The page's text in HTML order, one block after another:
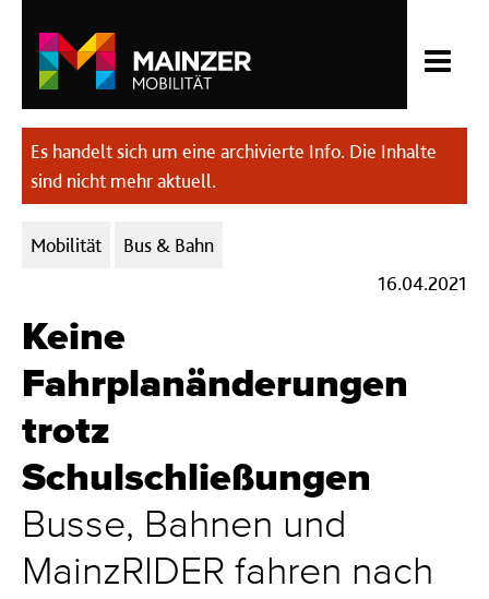
Es handelt sich um eine archivierte Info. Die Inhalte
sind nicht mehr aktuell.
Kategorien:
Mobilität
Bus & Bahn
16.04.2021
Keine
Fahrplanänderungen
trotz
Schulschließungen
Busse, Bahnen und
MainzRIDER fahren nach